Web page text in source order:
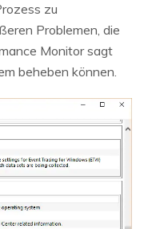
zu
Problemen, die
Monitor sagt
beheben können.